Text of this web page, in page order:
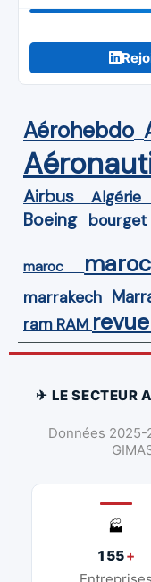
Aérohebdo
Airbus Algérie
Boeing bourget
maroc maroc
marrakech
ram RAM
✈ LE SECTEUR
Données
🏭
155+
Entreprises